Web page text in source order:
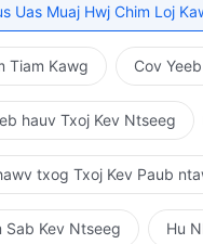
Uas Muaj Hwj Chim Loj
Tiam Kawg Cov
hauv Txoj Kev Ntseeg
txog Txoj Kev Paub
Sab Kev Ntseeg Hu